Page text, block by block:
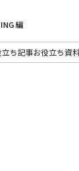
編
立ち記事お役立ち資